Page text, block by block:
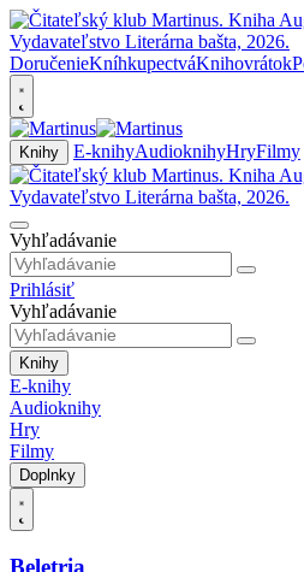
DoručenieKníhkupectváKnihovrátok
Knihy E-knihyAudioknihyHryFilmy
Vyhľadávanie
Prihlásiť
Vyhľadávanie
Knihy
E-knihy
Audioknihy
Hry
Filmy
Doplnky
Beletria